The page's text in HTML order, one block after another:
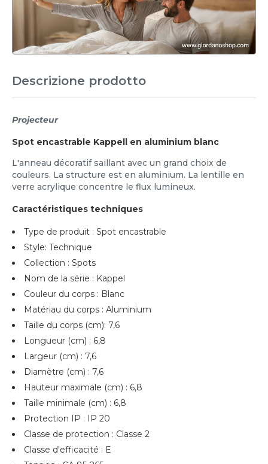
Descrizione prodotto
Projecteur
Spot encastrable Kappell en aluminium blanc
L'anneau décoratif saillant avec un grand choix de
couleurs. La structure est en aluminium. La lentille en
verre acrylique concentre le flux lumineux.
Caractéristiques techniques
Type de produit : Spot encastrable
Style: Technique
Collection : Spots
Nom de la série : Kappel
Couleur du corps : Blanc
Matériau du corps : Aluminium
Taille du corps (cm): 7,6
Longueur (cm) : 6,8
Largeur (cm) : 7,6
Diamètre (cm) : 7,6
Hauteur maximale (cm) : 6,8
Taille minimale (cm) : 6,8
Protection IP : IP 20
Classe de protection : Classe 2
Classe d'efficacité : E